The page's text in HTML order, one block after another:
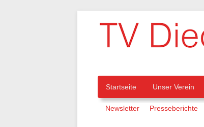
Navigation
überspringen
Startseite Unser Verein
Navigation
Newsletter Presseberichte